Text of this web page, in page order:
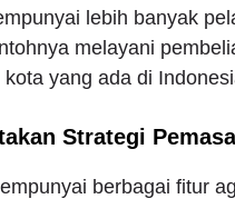
lebih banyak
melayani
kota yang ada di
Strategi
berbagai fitur